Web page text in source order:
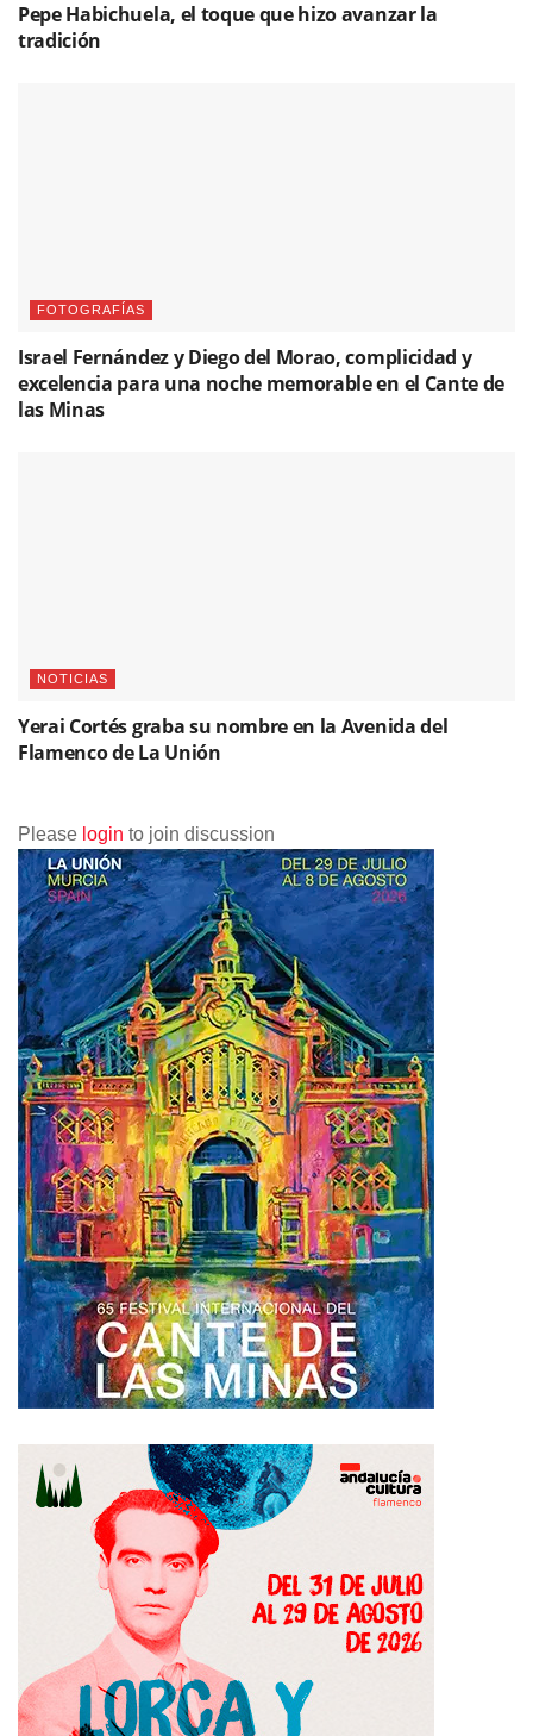
FOTOGRAFÍAS
Israel Fernández y Diego del Morao, complicidad y
NOTICIAS
Yerai Cortés graba su nombre en la Avenida del